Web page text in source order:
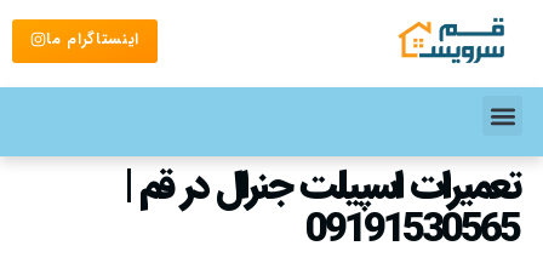
اینستاگرام ما
تعمیرات اسپیلت جنرال در قم |
09191530565